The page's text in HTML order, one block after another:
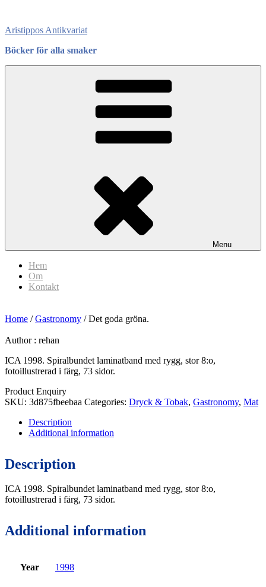
content
Aristippos Antikvariat
Böcker för alla smaker
Menu
Hem
Om
Kontakt
Home /Gastronomy / Det goda gröna.
Author : rehan
ICA 1998. Spiralbundet laminatband med rygg, stor 8:o,
fotoillustrerad i färg, 73 sidor.
Product Enquiry
SKU: 3d875fbeebaa Categories: Dryck & Tobak, Gastronomy, Mat
Description
Additional information
Description
ICA 1998. Spiralbundet laminatband med rygg, stor 8:o,
fotoillustrerad i färg, 73 sidor.
Additional information
Year 1998